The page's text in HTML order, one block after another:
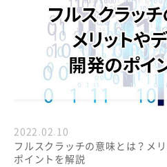
2022.02.10
フルスクラッチの意味とは？メ
ポイントを解説